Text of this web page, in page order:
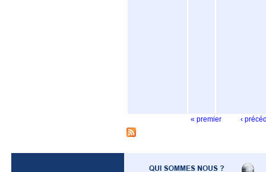
Pages
« premier ‹